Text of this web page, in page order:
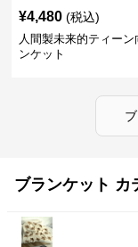
¥4,480 (税込)
人間製未来的ティーン
ンケット
ブランケット カ